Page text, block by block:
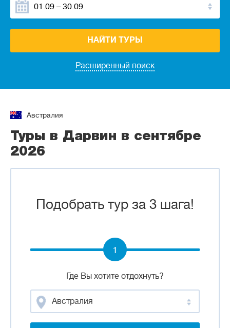
Расширенный поиск
НАЙТИ ТУРЫ
Австралия
Туры в Дарвин в сентябре
2026
Подобрать тур за 3 шага!
Где Вы хотите отдохнуть?
Австралия
1